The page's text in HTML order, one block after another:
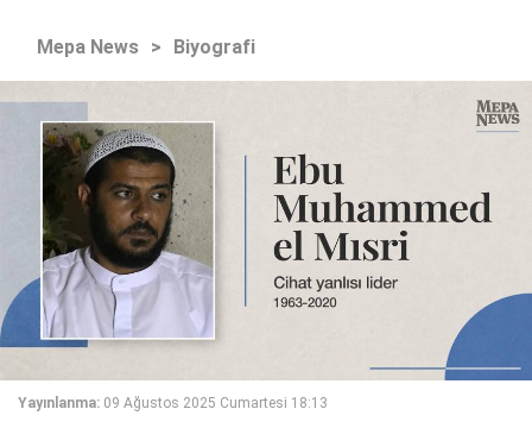
Mepa News > Biyografi
Yayınlanma: 09 Ağustos 2025 Cumartesi 18:13